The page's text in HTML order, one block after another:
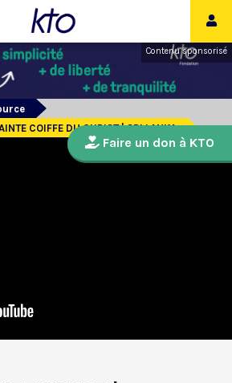
Contenu sponsorisé
COIFFE DU CHRIST | SRI LANKA
Faire un don à KTO